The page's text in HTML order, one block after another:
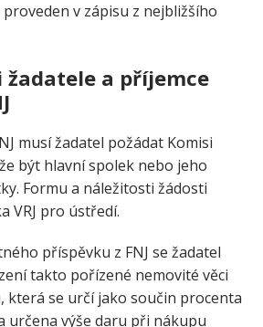
v zápisu z nejbližšího
žadatele a příjemce
musí žadatel požádat Komisi
být hlavní spolek nebo jeho
Formu a náležitosti žádosti
VRJ pro ústředí.
příspěvku z FNJ se žadatel
takto pořízené nemovité věci
která se určí jako součin procenta
určena výše daru při nákupu